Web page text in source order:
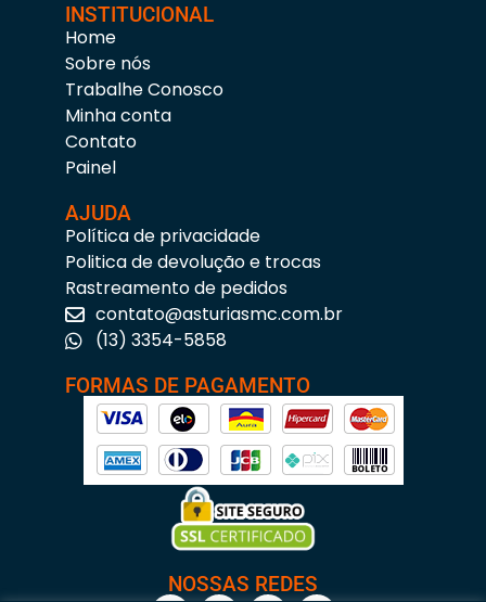
INSTITUCIONAL
Home
Sobre nós
Trabalhe Conosco
Minha conta
Contato
Painel
AJUDA
Política de privacidade
Politica de devolução e trocas
Rastreamento de pedidos
contato@asturiasmc.com.br
(13) 3354-5858
FORMAS DE PAGAMENTO
NOSSAS REDES